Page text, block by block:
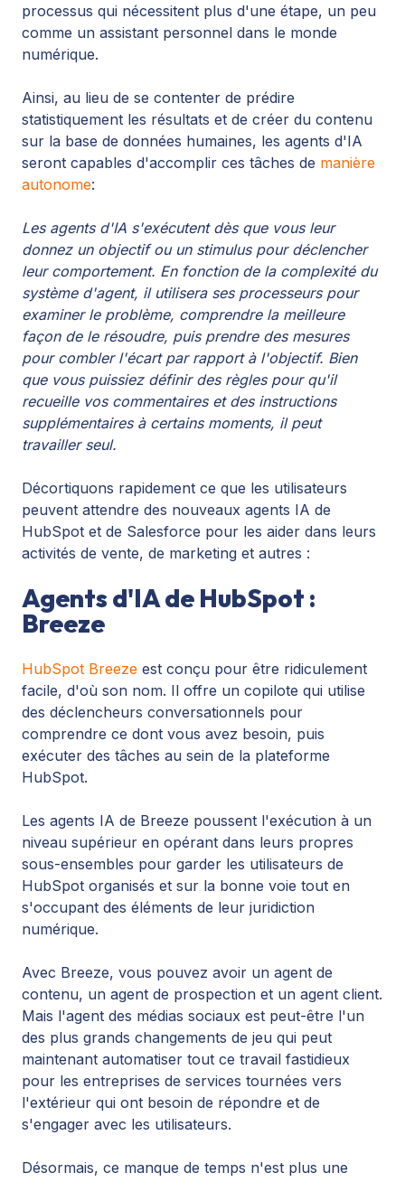
processus qui nécessitent plus d'une étape, un peu
comme un assistant personnel dans le monde
numérique.
Ainsi, au lieu de se contenter de prédire
statistiquement les résultats et de créer du contenu
sur la base de données humaines, les agents d'IA
seront capables d'accomplir ces tâches de manière
autonome:
Les agents d'IA s'exécutent dès que vous leur
donnez un objectif ou un stimulus pour déclencher
leur comportement. En fonction de la complexité du
système d'agent, il utilisera ses processeurs pour
examiner le problème, comprendre la meilleure
façon de le résoudre, puis prendre des mesures
pour combler l'écart par rapport à l'objectif. Bien
que vous puissiez définir des règles pour qu'il
recueille vos commentaires et des instructions
supplémentaires à certains moments, il peut
travailler seul.
Décortiquons rapidement ce que les utilisateurs
peuvent attendre des nouveaux agents IA de
HubSpot et de Salesforce pour les aider dans leurs
activités de vente, de marketing et autres :
Agents d'IA de HubSpot :
Breeze
HubSpot Breeze est conçu pour être ridiculement
facile, d'où son nom. Il offre un copilote qui utilise
des déclencheurs conversationnels pour
comprendre ce dont vous avez besoin, puis
exécuter des tâches au sein de la plateforme
HubSpot.
Les agents IA de Breeze poussent l'exécution à un
niveau supérieur en opérant dans leurs propres
sous-ensembles pour garder les utilisateurs de
HubSpot organisés et sur la bonne voie tout en
s'occupant des éléments de leur juridiction
numérique.
Avec Breeze, vous pouvez avoir un agent de
contenu, un agent de prospection et un agent client.
Mais l'agent des médias sociaux est peut-être l'un
des plus grands changements de jeu qui peut
maintenant automatiser tout ce travail fastidieux
pour les entreprises de services tournées vers
l'extérieur qui ont besoin de répondre et de
s'engager avec les utilisateurs.
Désormais, ce manque de temps n'est plus une